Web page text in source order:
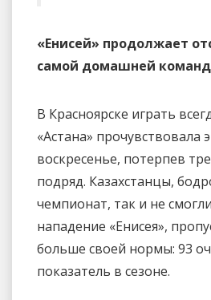
«Енисей» продолжает
самой домашней
В Красноярске играть
«Астана» прочувствовала
воскресенье, потерпев
подряд. Казахстанцы,
чемпионат, так и не
нападение «Енисея»,
больше своей нормы: 93
показатель в сезоне.